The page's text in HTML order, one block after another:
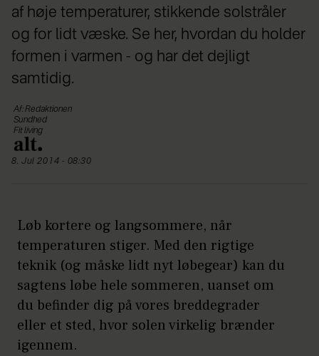
af høje temperaturer, stikkende solstråler
og for lidt væske. Se her, hvordan du holder
formen i varmen - og har det dejligt
samtidig.
Af: Redaktionen
Sundhed
Fit living
8. Jul 2014 - 08:30
Løb kortere og langsommere, når
temperaturen stiger. Med den rigtige
teknik (og måske lidt nyt løbegear) kan du
sagtens løbe hele sommeren, uanset om
du befinder dig på vores breddegrader
eller et sted, hvor solen virkelig brænder
igennem.